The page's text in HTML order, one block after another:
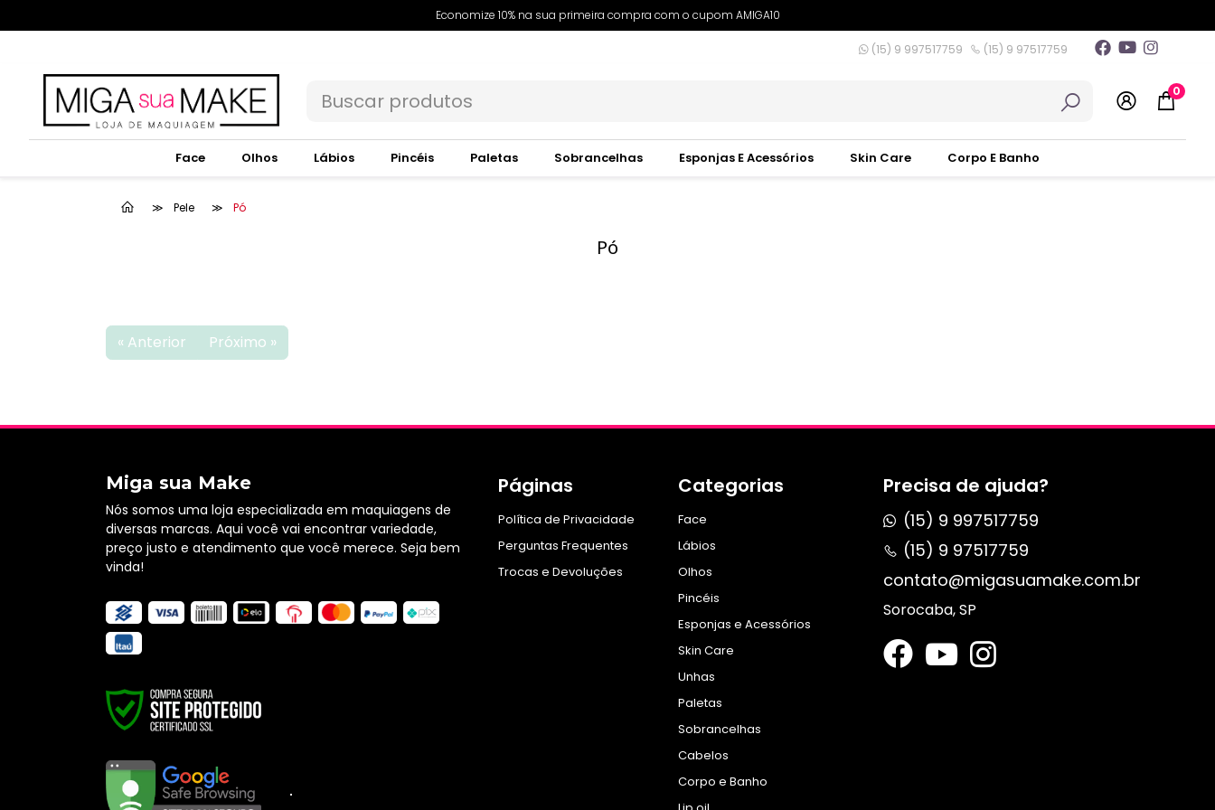
Economize 10% na sua primeira compra com o cupom AMIGA10
(15) 9 997517759 (15) 9 97517759
0
Face Olhos Lábios Pincéis Paletas Sobrancelhas Esponjas E Acessórios Skin Care Corpo E Banho
Pele Pó
Pó
« Anterior Próximo »
Precisa de ajuda?
(15) 9 997517759
(15) 9 97517759
contato@migasuamake.com.br
Sorocaba, SP
Páginas
Política de Privacidade
Perguntas Frequentes
Trocas e Devoluções
Categorias
Face
Lábios
Olhos
Pincéis
Esponjas e Acessórios
Skin Care
Unhas
Paletas
Sobrancelhas
Cabelos
Corpo e Banho
Miga sua Make
Nós somos uma loja especializada em maquiagens de
diversas marcas. Aqui você vai encontrar variedade,
preço justo e atendimento que você merece. Seja bem
vinda!